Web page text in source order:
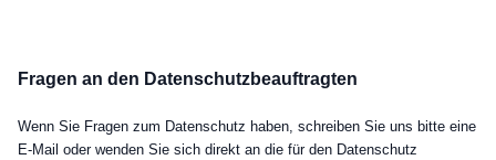
Fragen an den Datenschutzbeauftragten
Wenn Sie Fragen zum Datenschutz haben, schreiben Sie uns bitte eine
E-Mail oder wenden Sie sich direkt an die für den Datenschutz